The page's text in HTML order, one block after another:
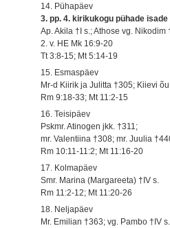
14. Pühapäev
3. pp. 4. kirikukogu pühade isade
Ap. Akila †I s.; Athose vg. Nikodim
2. v. HE Mk 16:9-20
Tt 3:8-15; Mt 5:14-19
15. Esmaspäev
Mr-d Kiirik ja Julitta †305; Kiievi
Rm 9:18-33; Mt 11:2-15
16. Teisipäev
Pskmr. Atinogen jkk. †311;
mr. Valentiina †308; mr. Juulia
Rm 10:11-11:2; Mt 11:16-20
17. Kolmapäev
Smr. Marina (Margareeta) †IV s.
Rm 11:2-12; Mt 11:20-26
18. Neljapäev
Mr. Emilian †363; vg. Pambo †IV s.